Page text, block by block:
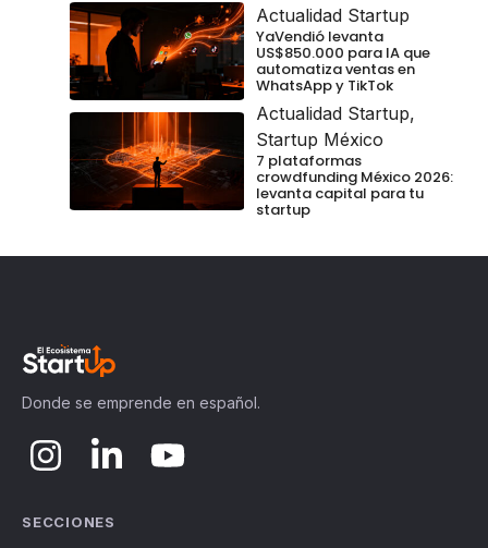
Actualidad Startup
YaVendió levanta
US$850.000 para IA que
automatiza ventas en
WhatsApp y TikTok
Actualidad Startup,
Startup México
7 plataformas
crowdfunding México 2026:
levanta capital para tu
startup
Donde se emprende en español.
SECCIONES